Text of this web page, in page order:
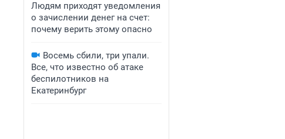
Людям приходят уведомления
о зачислении денег на счет:
почему верить этому опасно
Восемь сбили, три упали.
Все, что известно об атаке
беспилотников на
Екатеринбург